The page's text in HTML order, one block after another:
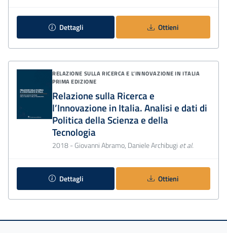
Dettagli Ottieni
RELAZIONE SULLA RICERCA E L’INNOVAZIONE IN ITALIA
PRIMA EDIZIONE
Relazione sulla Ricerca e
l’Innovazione in Italia. Analisi e dati di
Politica della Scienza e della
Tecnologia
2018 - Giovanni Abramo, Daniele Archibugi et al.
Dettagli Ottieni